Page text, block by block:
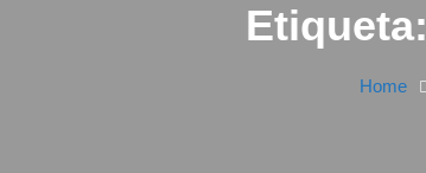
Etiqueta:
Home